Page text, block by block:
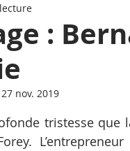
:
27 nov. 2019
sur 5.
tristesse